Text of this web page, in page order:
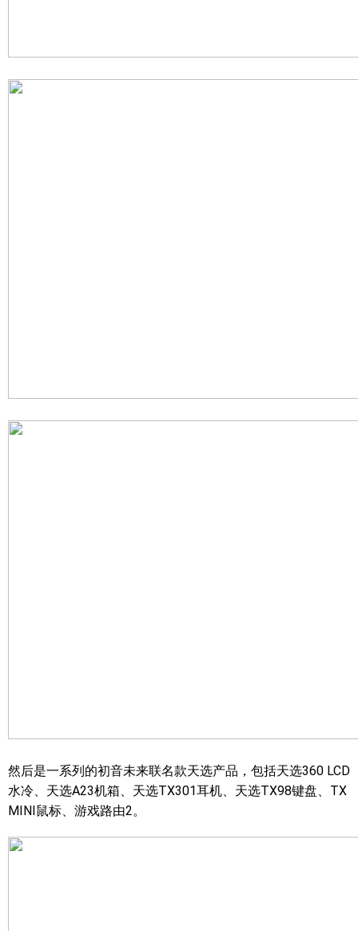
然后是一系列的初音未来联名款天选产品，包括天选360 LCD
水冷、天选A23机箱、天选TX301耳机、天选TX98键盘、TX
MINI鼠标、游戏路由2。